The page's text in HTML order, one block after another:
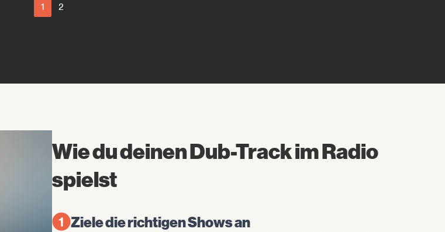
1 2
Wie du deinen Dub-Track im Radio
spielst
Ziele die richtigen Shows an